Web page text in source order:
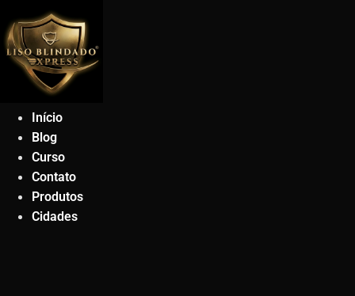
para
o
conteúdo
Início
Blog
Curso
Contato
Produtos
Cidades